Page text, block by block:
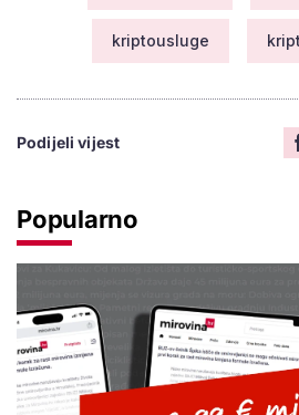
kriptousluge
Podijeli vijest
Popularno